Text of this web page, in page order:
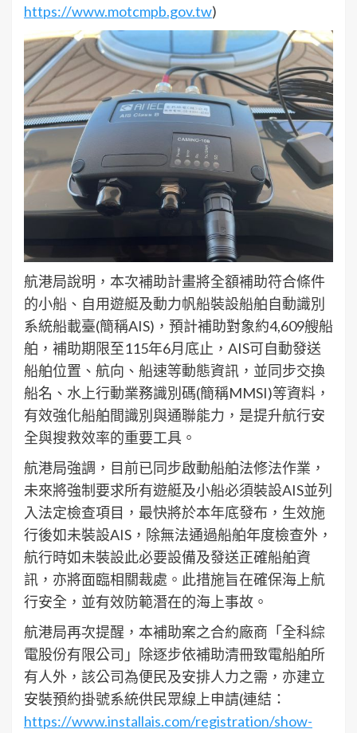
https://www.motcmpb.gov.tw)
航港局說明，本次補助計畫將全額補助符合條件
的小船、自用遊艇及動力帆船裝設船舶自動識別
系統船載臺(簡稱AIS)，預計補助對象約4,609艘船
舶，補助期限至115年6月底止，AIS可自動發送
船舶位置、航向、船速等動態資訊，並同步交換
船名、水上行動業務識別碼(簡稱MMSI)等資料，
有效強化船舶間識別與通聯能力，是提升航行安
全與搜救效率的重要工具。
航港局強調，目前已同步啟動船舶法修法作業，
未來將強制要求所有遊艇及小船必須裝設AIS並列
入法定檢查項目，最快將於本年底發布，生效施
行後如未裝設AIS，除無法通過船舶年度檢查外，
航行時如未裝設此必要設備及發送正確船舶資
訊，亦將面臨相關裁處。此措施旨在確保海上航
行安全，並有效防範潛在的海上事故。
航港局再次提醒，本補助案之合約廠商「全科綜
電股份有限公司」除逐步依補助清冊致電船舶所
有人外，該公司為便民及安排人力之需，亦建立
安裝預約掛號系統供民眾線上申請(連結：
https://www.installais.com/registration/show-